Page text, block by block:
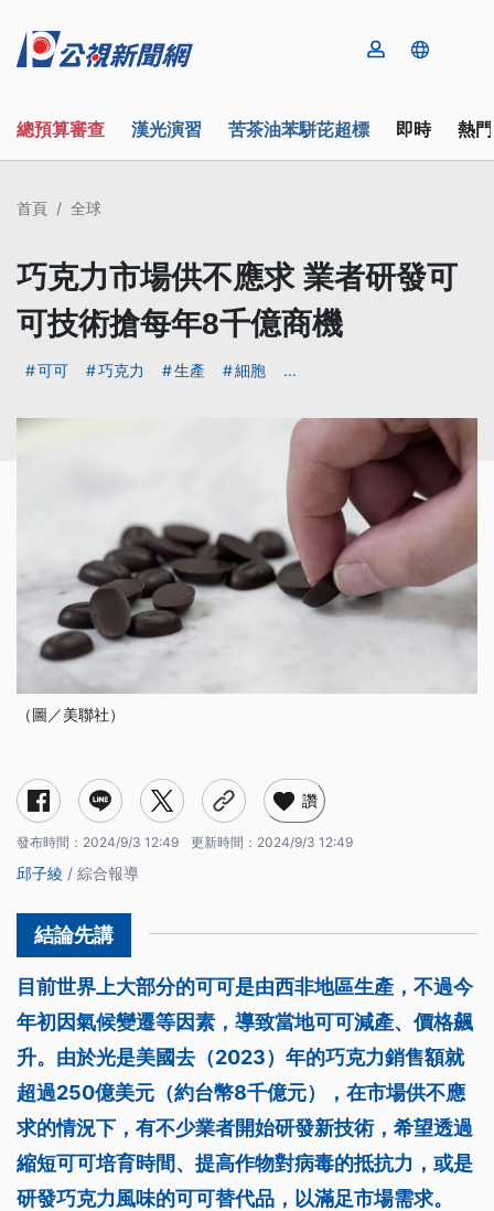
總預算審查 漢光演習 苦茶油苯駢芘超標 即時 熱
首頁 全球
巧克力市場供不應求 業者研發可
可技術搶每年8千億商機
可可 巧克力 生產 細胞 ...
（圖／美聯社）
讚
發布時間： 2024/9/3 12:49 更新時間： 2024/9/3 12:49
邱子綾 / 綜合報導
目前世界上大部分的可可是由西非地區生產，不過今
年初因氣候變遷等因素，導致當地可可減產、價格飆
升。由於光是美國去（2023）年的巧克力銷售額就
超過250億美元（約台幣8千億元），在市場供不應
求的情況下，有不少業者開始研發新技術，希望透過
縮短可可培育時間、提高作物對病毒的抵抗力，或是
研發巧克力風味的可可替代品，以滿足市場需求。